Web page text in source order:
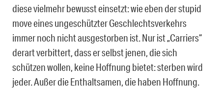
diese vielmehr bewusst einsetzt: wie eben der stupid
move eines ungeschützter Geschlechtsverkehrs
immer noch nicht ausgestorben ist. Nur ist „Carriers“
derart verbittert, dass er selbst jenen, die sich
schützen wollen, keine Hoffnung bietet: sterben wird
jeder. Außer die Enthaltsamen, die haben Hoffnung.